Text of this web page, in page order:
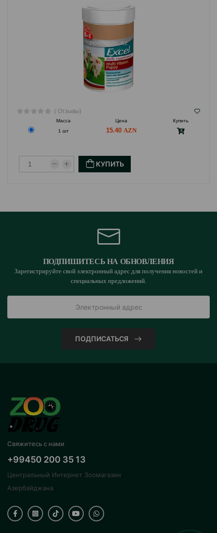
( Отзывы)
Масса Цена
Купить
1 шт
15.40
КУПИТЬ
ПОДПИШИТЕСЬ НА ОБНОВЛЕНИЯ
Зарегистрируйте свой электронный адрес для получения новостей и
специальных предложений.
ПОДПИСАТЬСЯ
Свяжитесь с нами
+99450 200 35 13
Центральный Интернет Зоомагазин
Азербайджана